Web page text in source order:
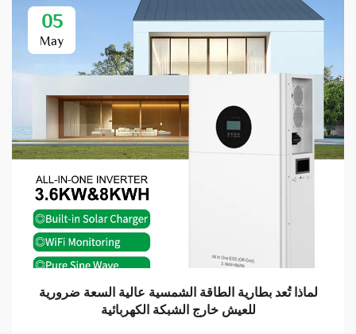
05
May
لماذا تُعد بطارية الطاقة الشمسية عالية السعة ضرورية
للعيش خارج الشبكة الكهربائية